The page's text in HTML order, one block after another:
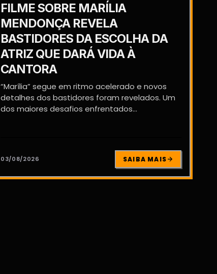
FILME SOBRE MARÍLIA
MENDONÇA REVELA
BASTIDORES DA ESCOLHA DA
ATRIZ QUE DARÁ VIDA À
CANTORA
“Marília” segue em ritmo acelerado e novos
detalhes dos bastidores foram revelados. Um
dos maiores desafios enfrentados...
03/08/2026 SAIBA MAIS